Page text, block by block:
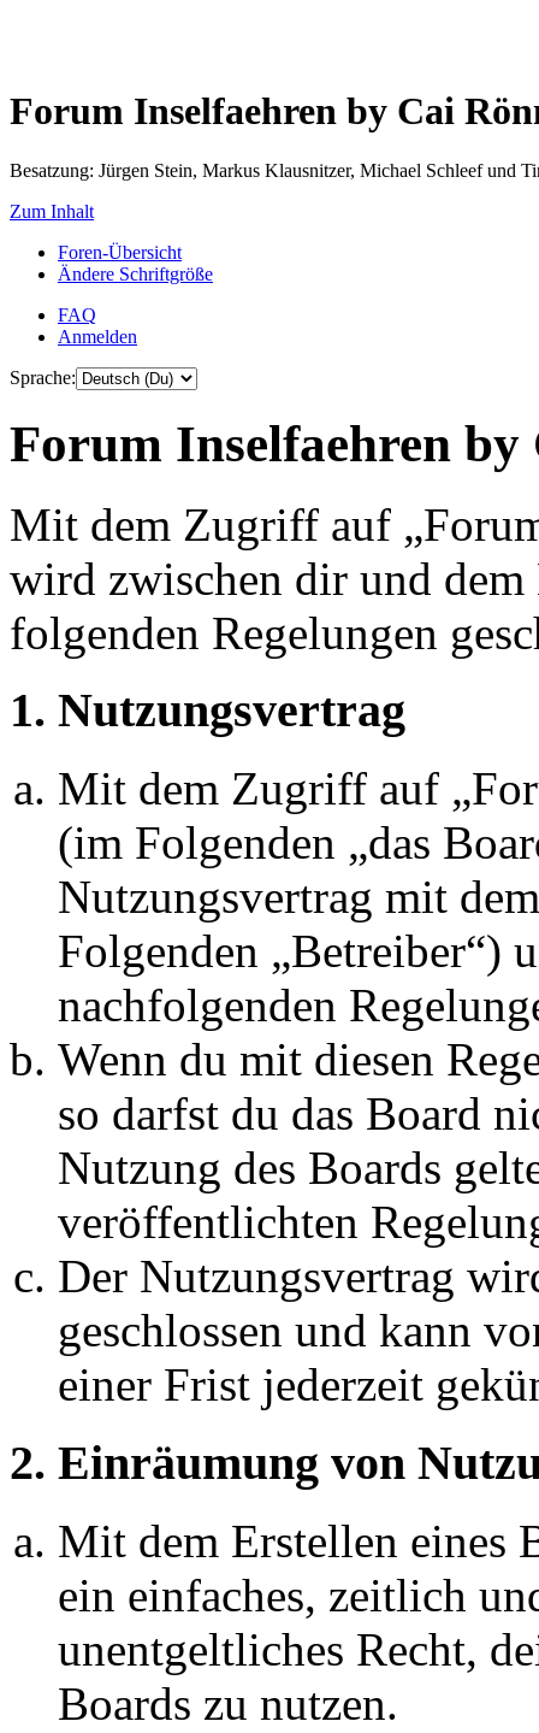
Forum Inselfaehren by Cai
Besatzung: Jürgen Stein, Markus Klausnitzer, Michael Schleef und
Zum Inhalt
Foren-Übersicht
Ändere Schriftgröße
FAQ
Anmelden
Sprache:
Forum Inselfaehren
Mit dem Zugriff auf
wird zwischen dir und
folgenden Regelungen
1. Nutzungsvertrag
Mit dem Zugriff auf
(im Folgenden „das
Nutzungsvertrag mit
Folgenden „Betreiber“)
nachfolgenden
Wenn du mit diesen
so darfst du das Board
Nutzung des Boards
veröffentlichten
Der Nutzungsvertrag
geschlossen und kann
einer Frist jederzeit
2. Einräumung von
Mit dem Erstellen eines
ein einfaches, zeitlich
unentgeltliches Recht,
Boards zu nutzen.